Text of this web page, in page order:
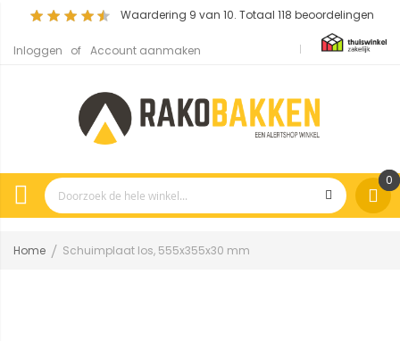
Waardering 9 van 10. Totaal 118 beoordelingen
Inloggen Account aanmaken
0
Home Schuimplaat los, 555x355x30 mm